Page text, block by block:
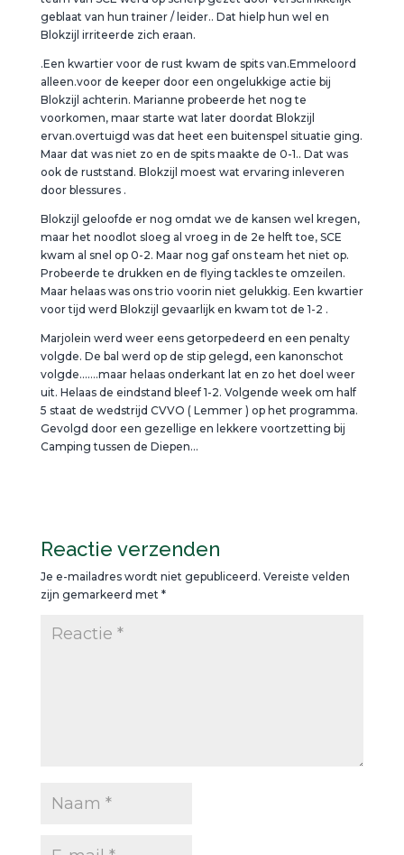
geblaat van hun trainer / leider.. Dat hielp hun wel en
Blokzijl irriteerde zich eraan.
.Een kwartier voor de rust kwam de spits van.Emmeloord
alleen.voor de keeper door een ongelukkige actie bij
Blokzijl achterin. Marianne probeerde het nog te
voorkomen, maar starte wat later doordat Blokzijl
ervan.overtuigd was dat heet een buitenspel situatie ging.
Maar dat was niet zo en de spits maakte de 0-1.. Dat was
ook de ruststand. Blokzijl moest wat ervaring inleveren
door blessures .
Blokzijl geloofde er nog omdat we de kansen wel kregen,
maar het noodlot sloeg al vroeg in de 2e helft toe, SCE
kwam al snel op 0-2. Maar nog gaf ons team het niet op.
Probeerde te drukken en de flying tackles te omzeilen.
Maar helaas was ons trio voorin niet gelukkig. Een kwartier
voor tijd werd Blokzijl gevaarlijk en kwam tot de 1-2 .
Marjolein werd weer eens getorpedeerd en een penalty
volgde. De bal werd op de stip gelegd, een kanonschot
volgde…….maar helaas onderkant lat en zo het doel weer
uit. Helaas de eindstand bleef 1-2. Volgende week om half
5 staat de wedstrijd CVVO ( Lemmer ) op het programma.
Gevolgd door een gezellige en lekkere voortzetting bij
Camping tussen de Diepen…
Reactie verzenden
Je e-mailadres wordt niet gepubliceerd. Vereiste velden
zijn gemarkeerd met *